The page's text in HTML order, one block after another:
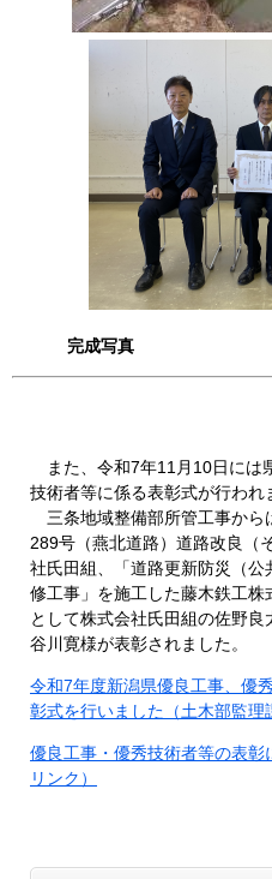
完成写真
また、令和7年11月10日には
技術者等に係る表彰式が行われ
三条地域整備部所管工事から
289号（燕北道路）道路改良（
社氏田組、「道路更新防災（
修工事」を施工した藤木鉄工
として株式会社氏田組の佐野
谷川寛様が表彰されました。
令和7年度新潟県優良工事、優
彰式を行いました（土木部監理
優良工事・優秀技術者等の表
リンク）